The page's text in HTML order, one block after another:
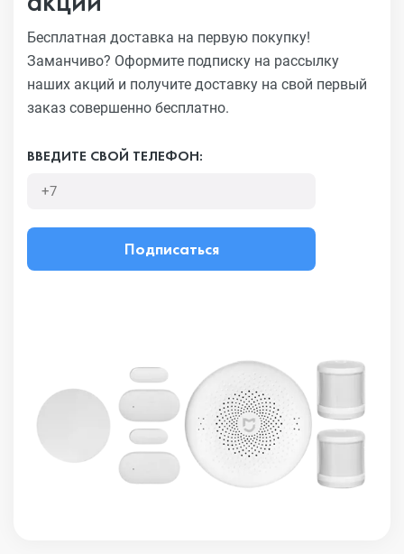
Бесплатная доставка на первую покупку!
Заманчиво? Оформите подписку на рассылку
наших акций и получите доставку на свой первый
заказ совершенно бесплатно.
ВВЕДИТЕ СВОЙ ТЕЛЕФОН:
Подписаться